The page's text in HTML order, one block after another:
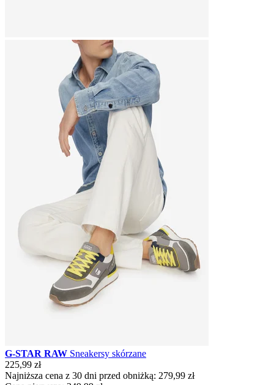
G-STAR RAW Sneakersy skórzane
225,99 zł
Najniższa cena z 30 dni przed obniżką: 279,99 zł